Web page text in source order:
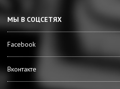
МЫ В СОЦСЕТЯХ
Facebook
Вконтакте